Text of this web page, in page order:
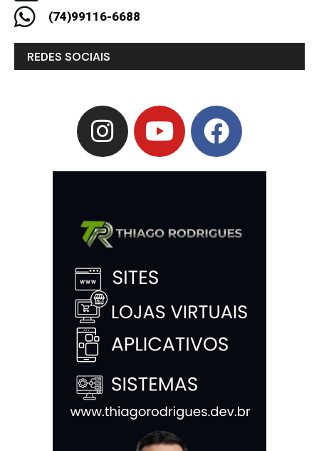
(74)99116-6688
REDES SOCIAIS